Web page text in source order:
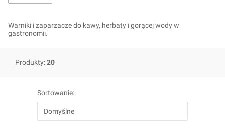
Warniki i zaparzacze do kawy, herbaty i gorącej wody w
gastronomii.
Produkty:20
Sortowanie:
Domyślne